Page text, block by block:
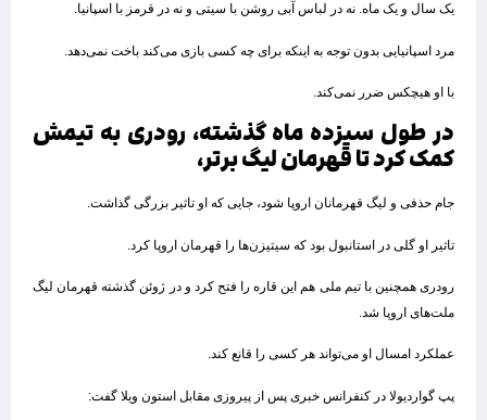
یک سال و یک ماه. نه در لباس آبی روشن با سیتی و نه در قرمز با اسپانیا.
مرد اسپانیایی بدون توجه به اینکه برای چه کسی بازی می‌کند باخت نمی‌دهد.
با او هیچکس ضرر نمی‌کند.
در طول سیزده ماه گذشته، رودری به تیمش
کمک کرد تا قهرمان لیگ برتر،
جام حذفی و لیگ قهرمانان اروپا شود، جایی که او تاثیر بزرگی گذاشت.
تاثیر او گلی در استانبول بود که سیتیزن‌ها را قهرمان اروپا کرد.
رودری همچنین با تیم ملی هم این قاره را فتح کرد و در ژوئن گذشته قهرمان لیگ
ملت‌های اروپا شد.
عملکرد امسال او می‌تواند هر کسی را قانع کند.
پپ گواردیولا در کنفرانس خبری پس از پیروزی مقابل استون ویلا گفت: